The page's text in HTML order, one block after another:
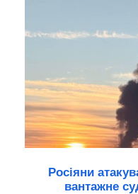
Росіяни
вантажне